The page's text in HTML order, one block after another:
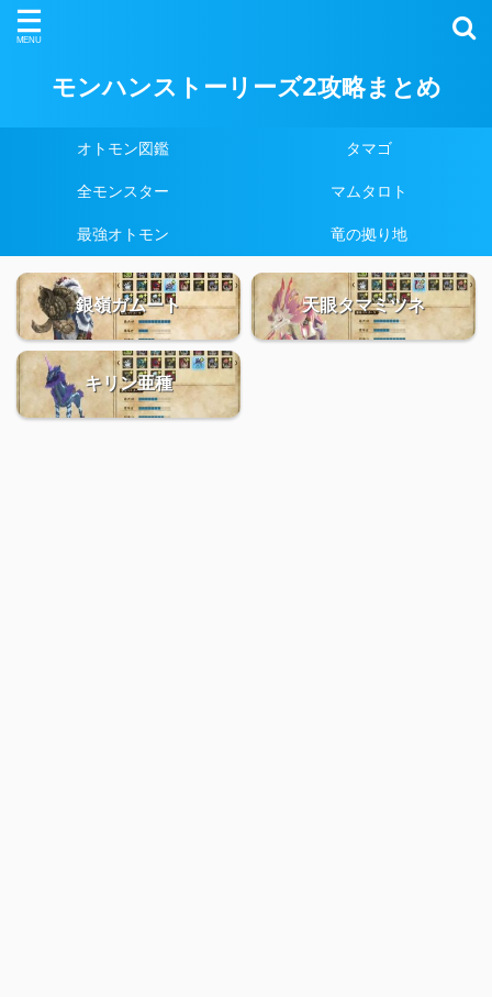
モンハンストーリーズ2攻略まとめ
オトモン図鑑 タマゴ
全モンスター マムタロト
最強オトモン 竜の拠り地
銀嶺ガムート 天眼タマミツネ
キリン亜種